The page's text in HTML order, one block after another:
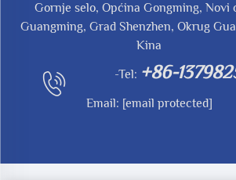
Gornje selo, Općina Gongming, Novi
Guangming, Grad Shenzhen, Okrug
Kina
-Tel: +86-
Email: [email protected]